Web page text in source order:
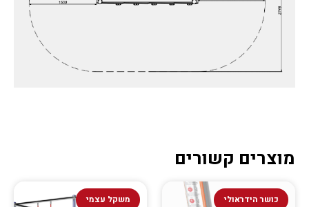
מוצרים קשורים
כושר הידראולי משקל עצמי